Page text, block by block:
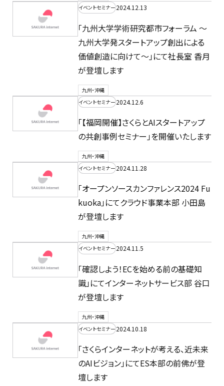
イベントセミナー2024.12.13
「九州大学学術研究都市フォーラム 〜
九州大学発スタートアップ創出による
価値創造に向けて〜」にて社長室 香月
が登壇します
九州・沖縄
イベントセミナー2024.12.6
「【福岡開催】さくらとAIスタートアップ
の共創事例セミナー」を開催いたします
九州・沖縄
イベントセミナー2024.11.28
「オープンソースカンファレンス2024 Fu
kuoka」にてクラウド事業本部 小田島
が登壇します
九州・沖縄
イベントセミナー2024.11.5
「確認しよう！ECを始める前の基礎知
識」にてインターネットサービス部 谷口
が登壇します
九州・沖縄
イベントセミナー2024.10.18
「さくらインターネットが考える、近未来
のAIビジョン」にてES本部の前佛が登
壇します